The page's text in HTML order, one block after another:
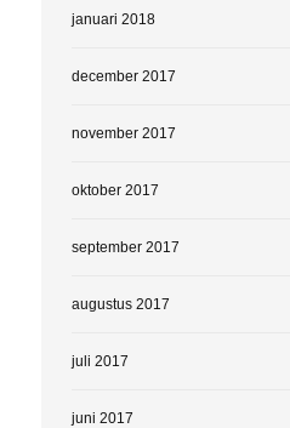
januari 2018
december 2017
november 2017
oktober 2017
september 2017
augustus 2017
juli 2017
juni 2017